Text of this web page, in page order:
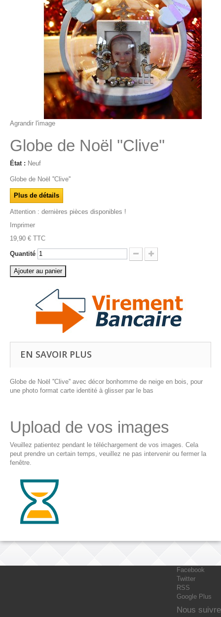
Agrandir l'image
Globe de Noël ''Clive''
État : Neuf
Globe de Noël ''Clive''
Plus de détails
Attention : dernières pièces disponibles !
Imprimer
19,90 € TTC
Quantité
Ajouter au panier
EN SAVOIR PLUS
Globe de Noël ''Clive'' avec décor bonhomme de neige en bois, pour
une photo format carte identité à glisser par le bas
Upload de vos images
Veuillez patientez pendant le téléchargement de vos images. Cela
peut prendre un certain temps, veuillez ne pas intervenir ou fermer la
fenêtre.
Facebook
Twitter
RSS
Google Plus
Nous suivre